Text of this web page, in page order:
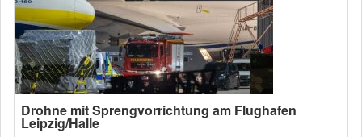
Drohne mit Sprengvorrichtung am Flughafen
Leipzig/Halle